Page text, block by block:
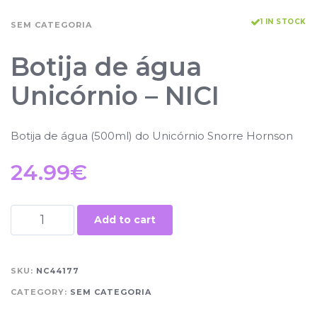
SEM CATEGORIA 1 IN STOCK
Botija de água
Unicórnio – NICI
Botija de água (500ml) do Unicórnio Snorre Hornson
24.99€
Add to cart
SKU: NC44177
CATEGORY: SEM CATEGORIA